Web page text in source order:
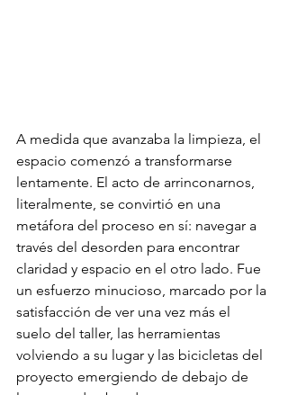
A medida que avanzaba la limpieza, el
espacio comenzó a transformarse
lentamente. El acto de arrinconarnos,
literalmente, se convirtió en una
metáfora del proceso en sí: navegar a
través del desorden para encontrar
claridad y espacio en el otro lado. Fue
un esfuerzo minucioso, marcado por la
satisfacción de ver una vez más el
suelo del taller, las herramientas
volviendo a su lugar y las bicicletas del
proyecto emergiendo de debajo de